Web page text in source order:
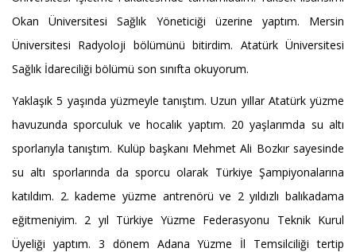
Okan Üniversitesi Sağlık Yöneticiği üzerine yaptım. Mersin
Üniversitesi Radyoloji bölümünü bitirdim. Atatürk Üniversitesi
Sağlık İdareciliği bölümü son sınıfta okuyorum.
Yaklaşık 5 yaşında yüzmeyle tanıştım. Uzun yıllar Atatürk yüzme
havuzunda sporculuk ve hocalık yaptım. 20 yaşlarımda su altı
sporlarıyla tanıştım. Kulüp başkanı Mehmet Ali Bozkır sayesinde
su altı sporlarında da sporcu olarak Türkiye Şampiyonalarına
katıldım. 2. kademe yüzme antrenörü ve 2 yıldızlı balıkadama
eğitmeniyim. 2 yıl Türkiye Yüzme Federasyonu Teknik Kurul
Üyeliği yaptım. 3 dönem Adana Yüzme İl Temsilciliği tertip